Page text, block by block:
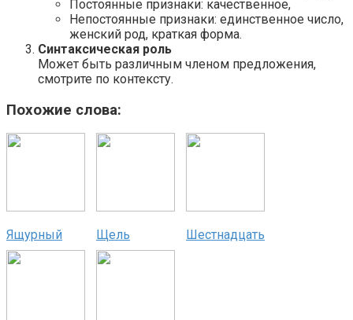
Постоянные признаки: качественное,
Непостоянные признаки: единственное число,
женский род, краткая форма.
Синтаксическая роль
Может быть различным членом предложения,
смотрите по контексту.
Похожие слова:
Ящурный Щель Шестнадцать